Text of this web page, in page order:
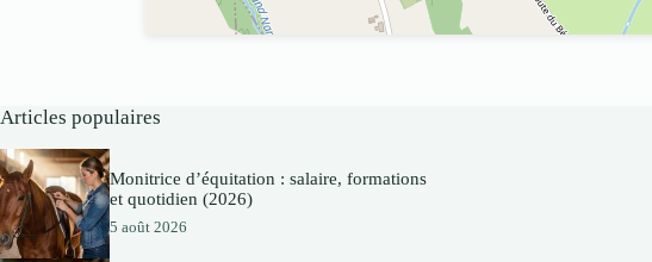
Articles populaires
Monitrice d’équitation : salaire, formations
et quotidien (2026)
5 août 2026